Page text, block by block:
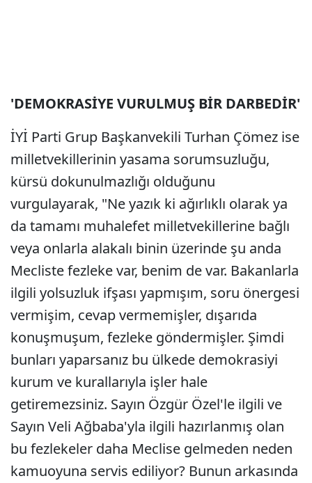
'DEMOKRASİYE VURULMUŞ BİR DARBEDİR'
İYİ Parti Grup Başkanvekili Turhan Çömez ise
milletvekillerinin yasama sorumsuzluğu,
kürsü dokunulmazlığı olduğunu
vurgulayarak, "Ne yazık ki ağırlıklı olarak ya
da tamamı muhalefet milletvekillerine bağlı
veya onlarla alakalı binin üzerinde şu anda
Mecliste fezleke var, benim de var. Bakanlarla
ilgili yolsuzluk ifşası yapmışım, soru önergesi
vermişim, cevap vermemişler, dışarıda
konuşmuşum, fezleke göndermişler. Şimdi
bunları yaparsanız bu ülkede demokrasiyi
kurum ve kurallarıyla işler hale
getiremezsiniz. Sayın Özgür Özel'le ilgili ve
Sayın Veli Ağbaba'yla ilgili hazırlanmış olan
bu fezlekeler daha Meclise gelmeden neden
kamuoyuna servis ediliyor? Bunun arkasında